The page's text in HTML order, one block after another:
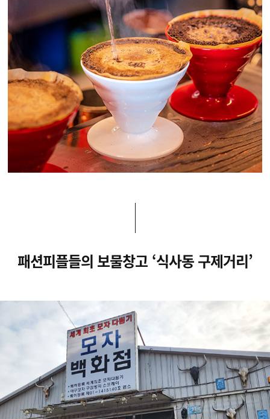
패션피플들의 보물창고 ‘식사동 구제거리’